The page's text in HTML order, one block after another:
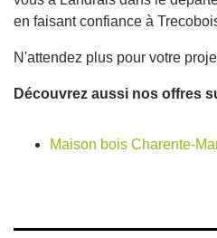
en faisant confiance à
N'attendez plus pour votre
Découvrez aussi nos offres
Maison bois Charente-